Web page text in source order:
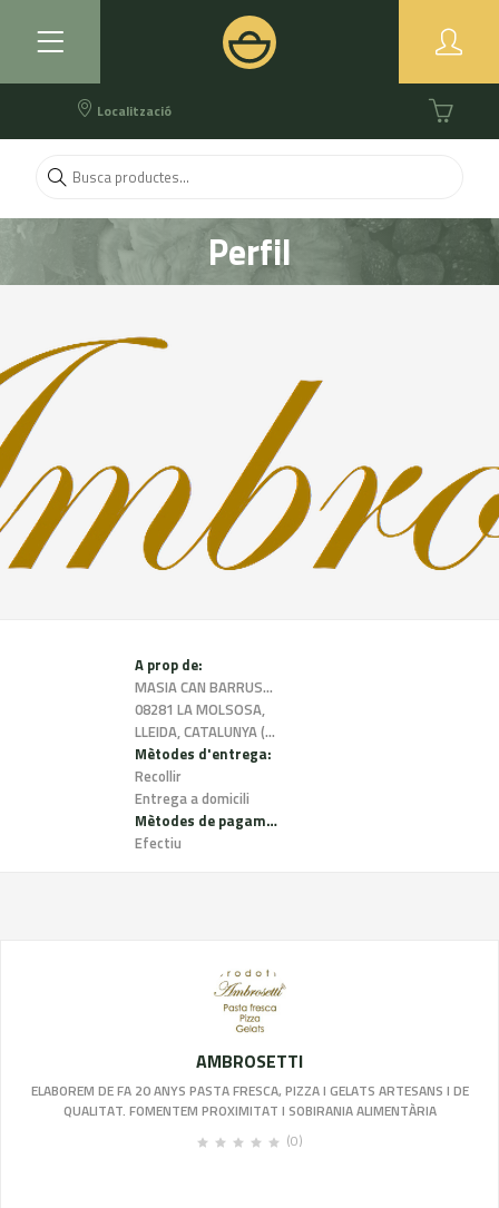
Localització
Perfil
A prop de:
MASIA CAN BARRUSCA S/N,
08281 LA MOLSOSA,
LLEIDA, CATALUNYA (Esoanya)
Mètodes d'entrega:
Recollir
Entrega a domicili
Mètodes de pagament:
Efectiu
AMBROSETTI
ELABOREM DE FA 20 ANYS PASTA FRESCA, PIZZA I GELATS ARTESANS I DE
QUALITAT. FOMENTEM PROXIMITAT I SOBIRANIA ALIMENTÀRIA
(0)